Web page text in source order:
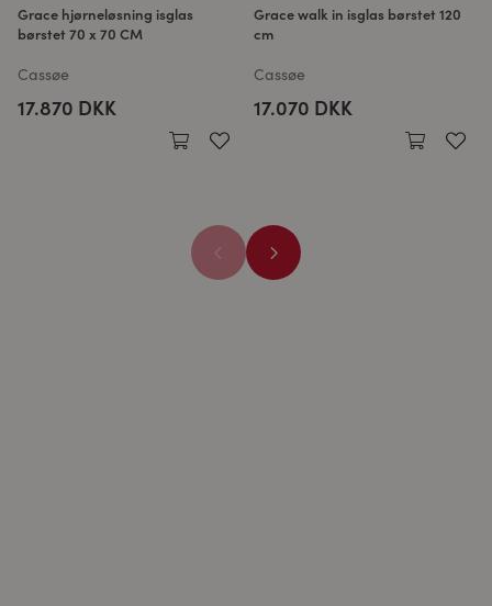
Grace hjørneløsning isglas
børstet 70 x 70 CM
Cassøe
17.870 DKK
Grace walk in isglas børstet 120
cm
Cassøe
17.070 DKK